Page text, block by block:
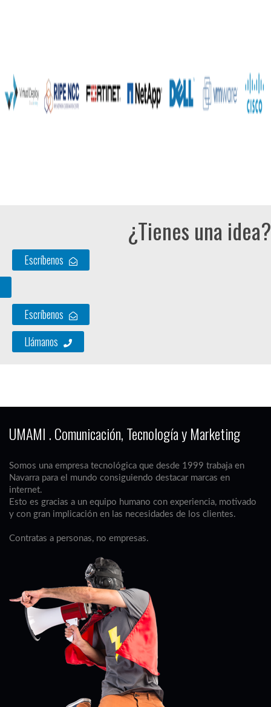
¿Tienes una idea?
Escríbenos
Escríbenos
Llámanos
UMAMI . Comunicación, Tecnología y Marketing
Somos una empresa tecnológica que desde 1999 trabaja en
Navarra para el mundo consiguiendo destacar marcas en
internet.
Esto es gracias a un equipo humano con experiencia, motivado
y con gran implicación en las necesidades de los clientes.
Contratas a personas, no empresas.